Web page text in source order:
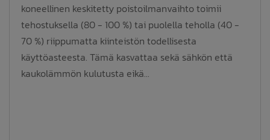
koneellinen keskitetty poistoilmanvaihto toimii
tehostuksella (80 - 100 %) tai puolella teholla (40 -
70 %) riippumatta kiinteistön todellisesta
käyttöasteesta. Tämä kasvattaa sekä sähkön että
kaukolämmön kulutusta eikä...